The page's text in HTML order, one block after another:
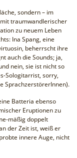
sondern – im
traumwandlerischer
zu neuem Leben
Ina Spang, eine
beherrscht ihre
auch die Sounds; ja,
nein, sie ist nicht so
Sologitarrist, sorry,
SprachzerstörerInnen).
Batteria ebenso
Eruptionen zu
mäßig doppelt
der Zeit ist, weiß er
innere Auge, nicht